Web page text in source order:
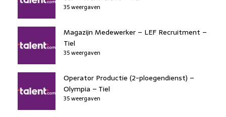
35 weergaven
Magazijn Medewerker – LEF Recruitment –
Tiel
35 weergaven
Operator Productie (2-ploegendienst) –
Olympia – Tiel
35 weergaven